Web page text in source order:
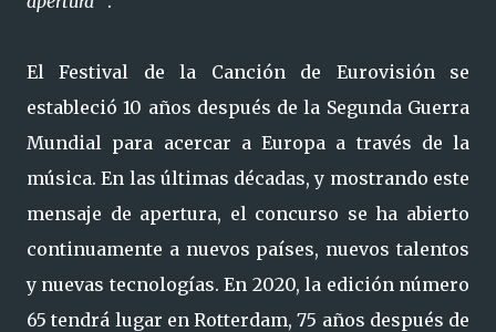
El Festival de la Canción de Eurovisión se
estableció 10 años después de la Segunda Guerra
Mundial para acercar a Europa a través de la
música. En las últimas décadas, y mostrando este
mensaje de apertura, el concurso se ha abierto
continuamente a nuevos países, nuevos talentos
y nuevas tecnologías. En 2020, la edición número
65 tendrá lugar en Rotterdam, 75 años después de